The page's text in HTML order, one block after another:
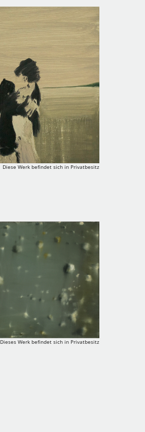
Diese Werk befindet sich in Privatbesitz
Dieses Werk befindet sich in Privatbesitz